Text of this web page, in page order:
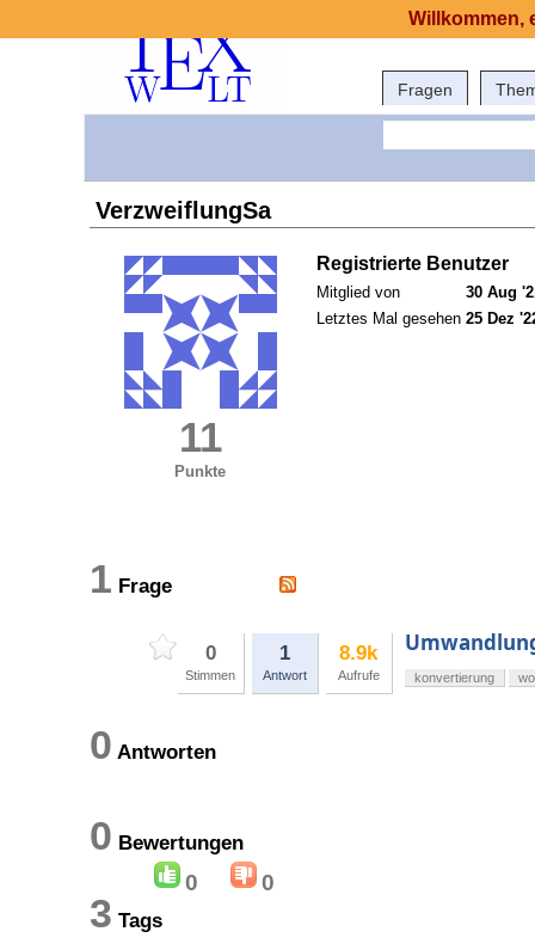
Fragen
VerzweiflungSa
11
Punkte
Registrierte Benutzer
Mitglied von
30 Aug
Letztes Mal gesehen 25 Dez
1 Frage
0
Stimmen
1
Antwort
8.9k
Aufrufe konvertierung
0 Antworten
0 Bewertungen
0 0
3 Tags
Willkommen,